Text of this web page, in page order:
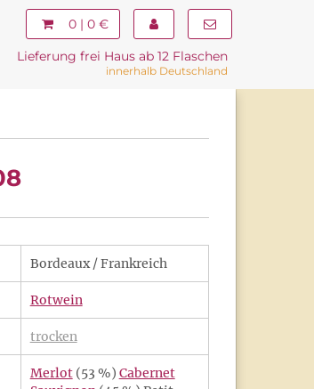
0 | 0 €
Lieferung frei Haus ab 12 Flaschen
innerhalb Deutschland
Bordeaux / Frankreich
Rotwein
trocken
Merlot(53 %) Cabernet